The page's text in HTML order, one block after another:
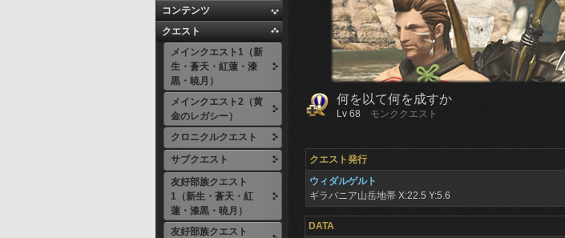
コンテンツ
クエスト
メインクエスト1（新
生・蒼天・紅蓮・漆
黒・暁月）
メインクエスト2（黄
金のレガシー）
クロニクルクエスト
サブクエスト
友好部族クエスト
1（新生・蒼天・紅
蓮・漆黒・暁月）
友好部族クエスト
何を以て何を成すか
Lv 68
モンククエスト
クエスト発行
ウィダルゲルト
ギラバニア山岳地帯 X:22.5 Y:5.6
DATA